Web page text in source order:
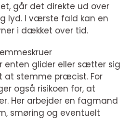
går det direkte ud over
lyd. I værste fald kan en
i dækket over tid.
enten glider eller sætter sig
at stemme præcist. For
også risikoen for, at
Her arbejder en fagmand
smøring og eventuelt